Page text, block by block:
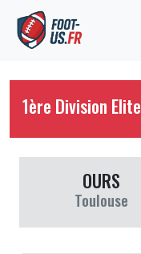
1ère Division Elite
OURS
Toulouse